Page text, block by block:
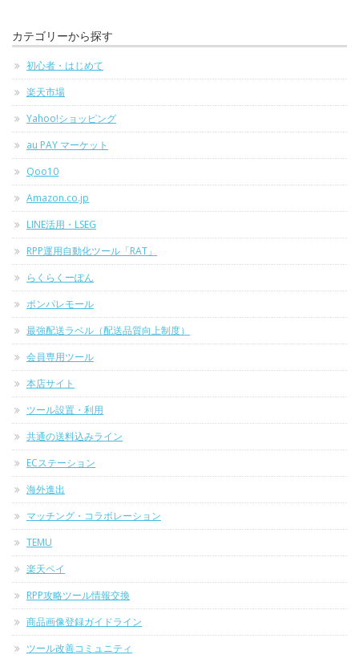
カテゴリーから探す
初心者・はじめて
楽天市場
Yahoo!ショッピング
au PAY マーケット
Qoo10
Amazon.co.jp
LINE活用・LSEG
RPP運用自動化ツール「RAT」
らくらくーぽん
ポンパレモール
最強配送ラベル（配送品質向上制度）
会員専用ツール
本店サイト
ツール設置・利用
共通の送料込みライン
ECステーション
海外進出
マッチング・コラボレーション
TEMU
楽天ペイ
RPP攻略ツール情報交換
商品画像登録ガイドライン
ツール改善コミュニティ